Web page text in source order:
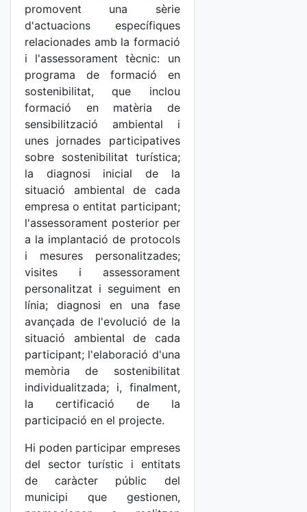
promovent una sèrie
d'actuacions específiques
relacionades amb la formació
i l'assessorament tècnic: un
programa de formació en
sostenibilitat, que inclou
formació en matèria de
sensibilització ambiental i
unes jornades participatives
sobre sostenibilitat turística;
la diagnosi inicial de la
situació ambiental de cada
empresa o entitat participant;
l'assessorament posterior per
a la implantació de protocols
i mesures personalitzades;
visites i assessorament
personalitzat i seguiment en
línia; diagnosi en una fase
avançada de l'evolució de la
situació ambiental de cada
participant; l'elaboració d'una
memòria de sostenibilitat
individualitzada; i, finalment,
la certificació de la
participació en el projecte.
Hi poden participar empreses
del sector turístic i entitats
de caràcter públic del
municipi que gestionen,